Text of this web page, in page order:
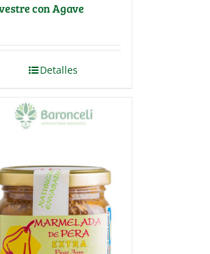
con Agave
Detalles